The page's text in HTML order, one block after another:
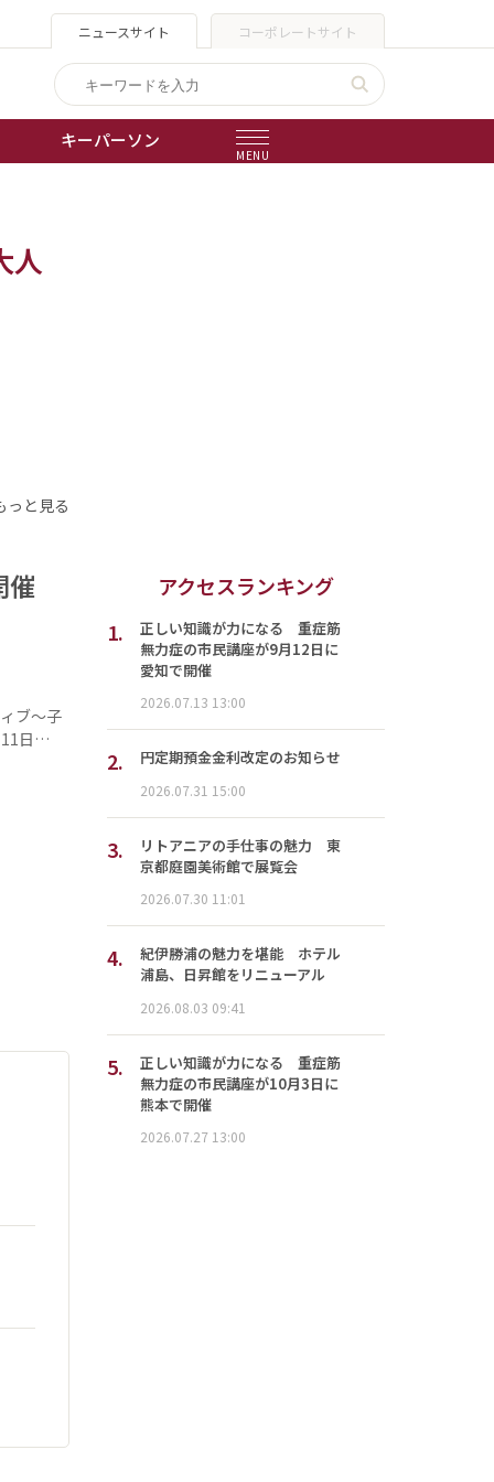
ニュースサイト コーポレートサイト
キーパーソン
MENU
人
っと見る
催
ブ～子
11日…
アクセスランキング
1.
正しい知識が力になる 重症筋
無力症の市民講座が9月12日に
愛知で開催
2026.07.13 13:00
2. 円定期預金金利改定のお知らせ
2026.07.31 15:00
3.
リトアニアの手仕事の魅力 東
京都庭園美術館で展覧会
2026.07.30 11:01
4.
紀伊勝浦の魅力を堪能 ホテル
浦島、日昇館をリニューアル
2026.08.03 09:41
5.
正しい知識が力になる 重症筋
無力症の市民講座が10月3日に
熊本で開催
2026.07.27 13:00